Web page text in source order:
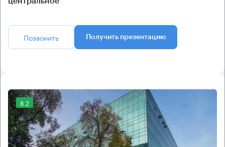
Позвонить Получить презентацию
8.2